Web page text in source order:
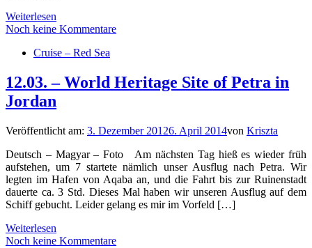
Weiterlesen
Noch keine Kommentare
Cruise – Red Sea
12.03. – World Heritage Site of Petra in
Jordan
Veröffentlicht am: 3. Dezember 20126. April 2014von Kriszta
Deutsch – Magyar – Foto Am nächsten Tag hieß es wieder früh
aufstehen, um 7 startete nämlich unser Ausflug nach Petra. Wir
legten im Hafen von Aqaba an, und die Fahrt bis zur Ruinenstadt
dauerte ca. 3 Std. Dieses Mal haben wir unseren Ausflug auf dem
Schiff gebucht. Leider gelang es mir im Vorfeld […]
Weiterlesen
Noch keine Kommentare